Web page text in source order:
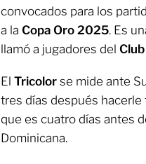
convocados para los
a la Copa Oro 2025. Es
llamó a jugadores del
El Tricolor se mide ante
tres días después hacerle
que es cuatro días antes
Dominicana.